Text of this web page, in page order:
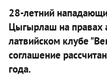
28-летний
Цыгырлаш на правах
латвийском клубе
соглашение
года.